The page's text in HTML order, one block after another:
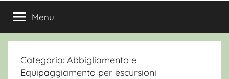
Menu
Categoria: Abbigliamento e
Equipaggiamento per escursioni